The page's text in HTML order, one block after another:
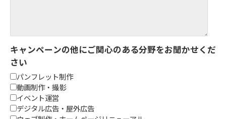
キャンペーンの他にご関心のある分野をお聞かせくだ
さい
パンフレット制作
動画制作・撮影
イベント運営
デジタル広告・屋外広告